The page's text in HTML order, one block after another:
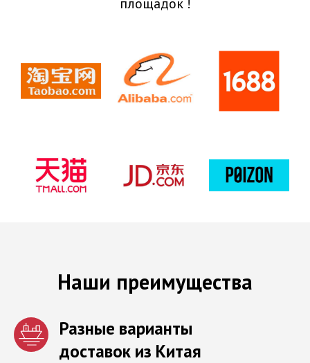
Наши преимущества
Разные варианты
доставок из Китая